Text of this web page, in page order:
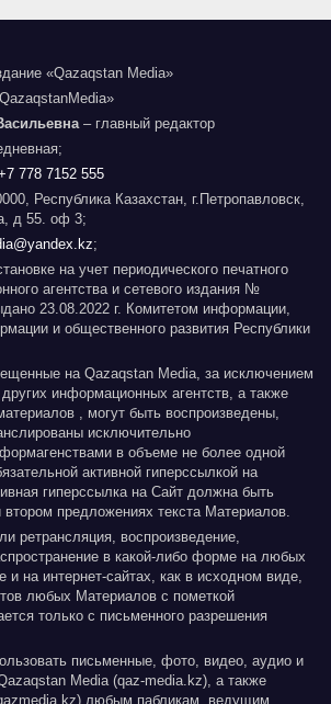
«Qazaqstan Media»
– главный редактор
778 7152 555
Республика Казахстан, г.Петропавловск,
д 55. оф 3;
;
на учет периодического печатного
агентства и сетевого издания №
23.08.2022 г. Комитетом информации,
и общественного развития Республики
на Qazaqstan Media, за исключением
информационных агентств, а также
, могут быть воспроизведены,
исключительно
в объеме не более одной
активной гиперссылкой на
гиперссылка на Сайт должна быть
предложениях текста Материалов.
ретрансляция, воспроизведение,
в какой-либо форме на любых
и на интернет-сайтах, как в исходном виде,
любых Материалов с пометкой
только с письменного разрешения
письменные, фото, видео, аудио и
Media (qaz-media.kz), а также
любым пабликам, ведущим